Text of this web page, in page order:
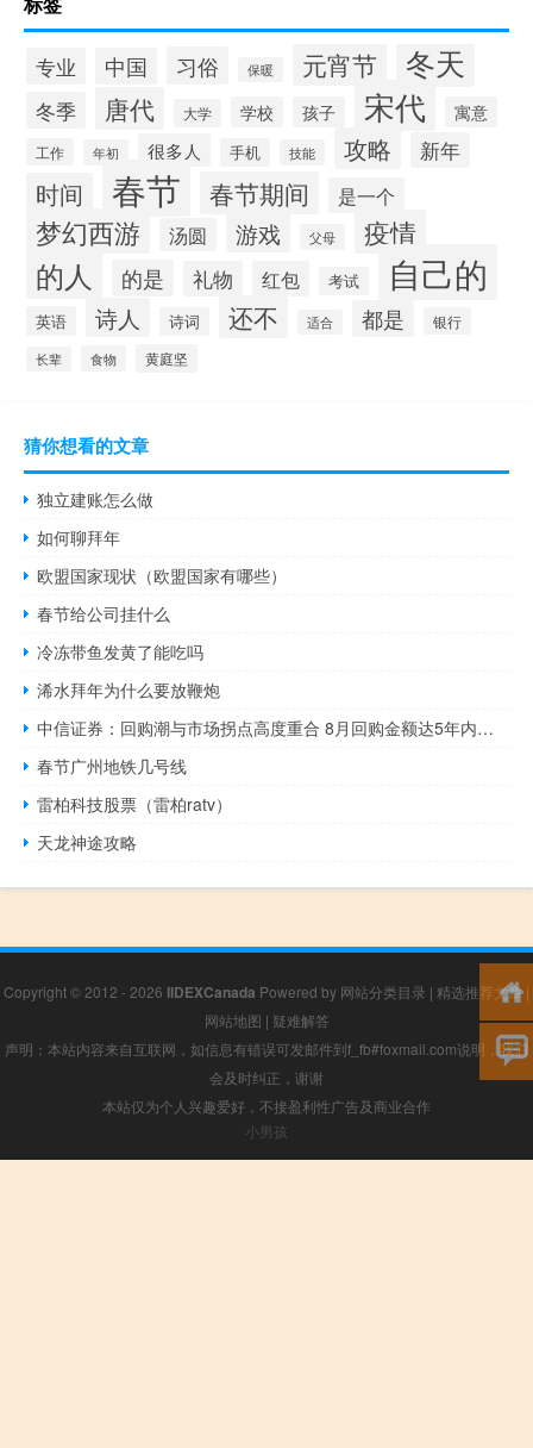
专业 中国 习俗 保暖 元宵节 冬天
冬季 唐代 大学 学校 孩子 宋代 寓意
工作 年初 很多人 手机 技能 攻略 新年
时间 春节 春节期间 是一个
梦幻西游 汤圆 游戏 父母 疫情
的人 的是 礼物 红包 考试 自己的
英语 诗人 诗词 还不 适合 都是 银行
长辈 食物 黄庭坚
猜你想看的文章
独立建账怎么做
如何聊拜年
欧盟国家现状（欧盟国家有哪些）
春节给公司挂什么
冷冻带鱼发黄了能吃吗
浠水拜年为什么要放鞭炮
中信证券：回购潮与市场拐点高度重合 8月回购金额达5年内较高水平
春节广州地铁几号线
雷柏科技股票（雷柏ratv）
天龙神途攻略
Copyright © 2012 - 2026 IIDEXCanada Powered by 网站分类目录 | 精选推荐文章|
网站地图 | 疑难解答
声明：本站内容来自互联网，如信息有错误可发邮件到f_fb#foxmail.com说明，我们
会及时纠正，谢谢
本站仅为个人兴趣爱好，不接盈利性广告及商业合作
小男孩